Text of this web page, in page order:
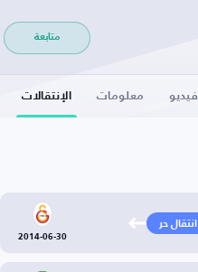
متابعة
فيديو معلومات الإنتقالات
انتقال حر
2014-06-30